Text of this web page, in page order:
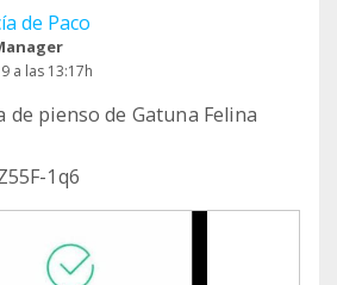
de Paco
a las 13:17h
de pienso de Gatuna Felina
1q6